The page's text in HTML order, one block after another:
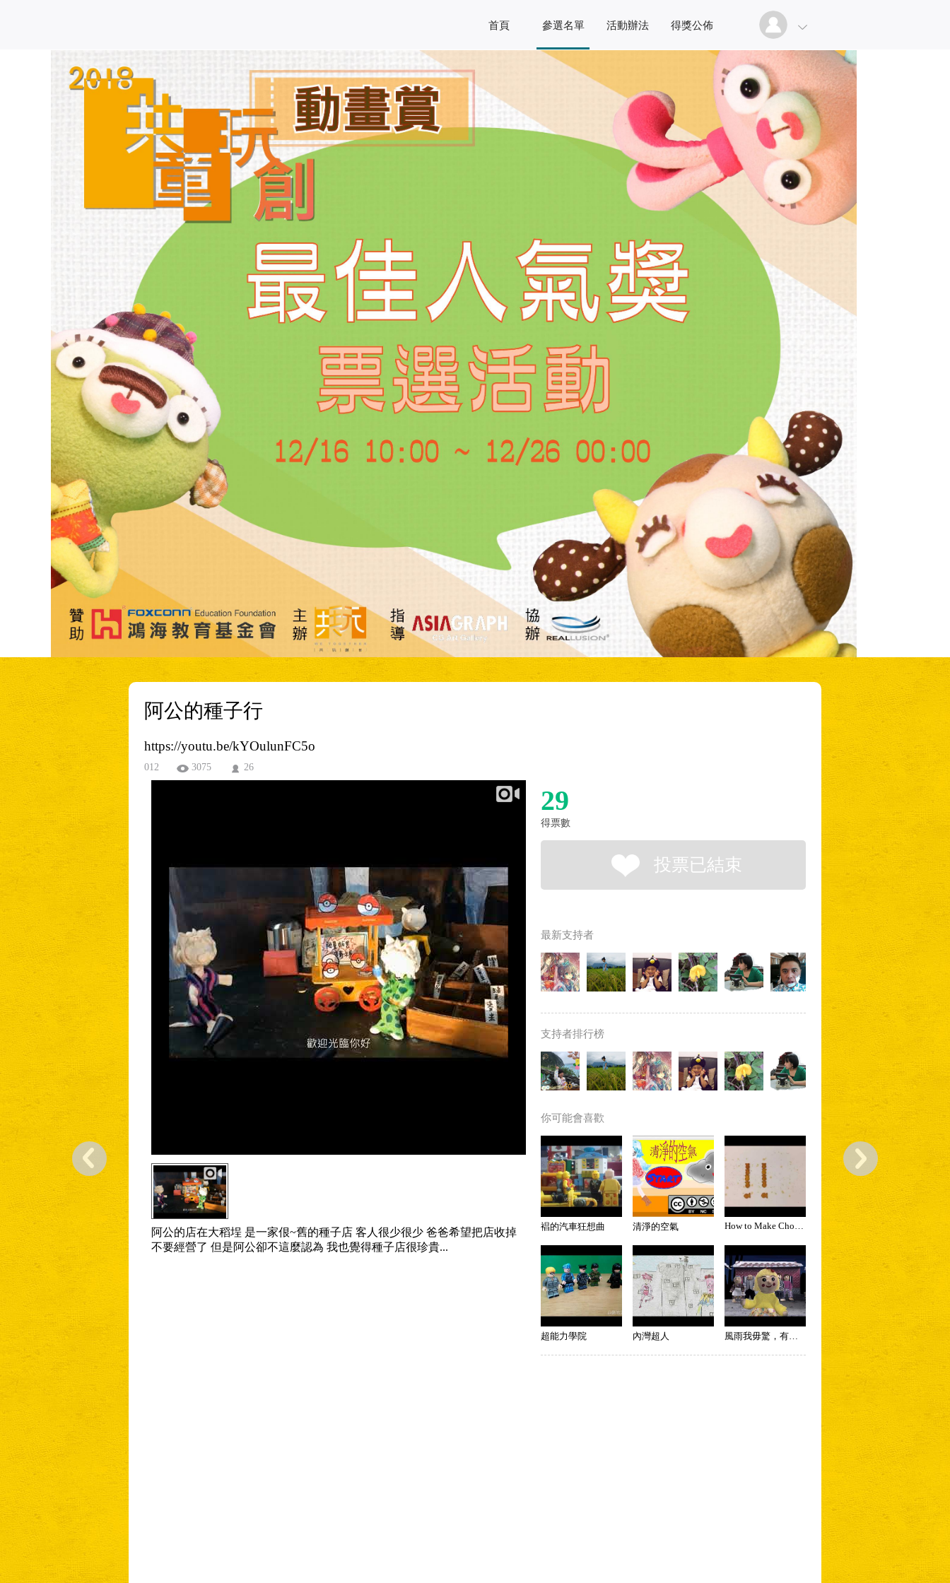
首頁 參選名單 活動辦法 得獎公佈
阿公的種子行
https://youtu.be/kYOulunFC5o
012 3075 26
阿公的店在大稻埕 是一家佷~舊的種子店 客人很少很少 爸爸希望把店收掉
不要經營了 但是阿公卻不這麼認為 我也覺得種子店很珍貴...
29
得票數
投票已結束
最新支持者
支持者排行榜
你可能會喜歡
裮的汽車狂想曲 清淨的空氣 How to Make Chocolate Chip Cookies
超能力學院 內灣超人 風雨我毋驚，有有恁逗陣行